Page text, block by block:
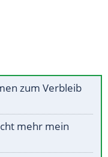
zum Verbleib
mehr mein